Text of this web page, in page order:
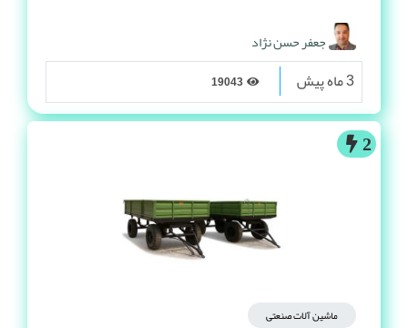
جعفر حسن نژاد
3 ماه پیش
2
ماشین آلات صنعتی